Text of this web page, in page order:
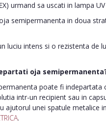
urmand sa uscati in lampa
semipermanenta in doua
luciu intens si o rezistenta de
oja
poate fi indepartata
intr-un recipient sau in
ajutorul unei spatule metalice
.